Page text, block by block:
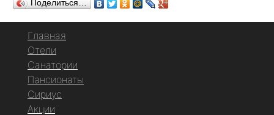
Поделиться…
Главная
Отели
Санатории
Пансионаты
Сириус
Акции